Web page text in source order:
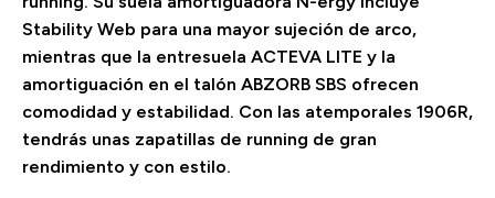
Stability Web para una mayor sujeción de arco,
mientras que la entresuela ACTEVA LITE y la
amortiguación en el talón ABZORB SBS ofrecen
comodidad y estabilidad. Con las atemporales 1906R,
tendrás unas zapatillas de running de gran
rendimiento y con estilo.